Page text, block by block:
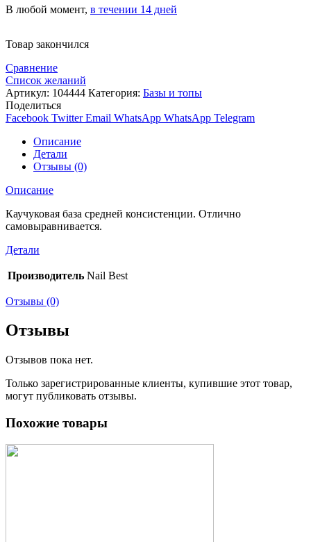
В любой момент, в течении 14 дней
Товар закончился
Сравнение
Список желаний
Артикул: 104444 Категория: Базы и топы
Поделиться
Facebook Twitter Email WhatsApp WhatsApp Telegram
Описание
Детали
Отзывы (0)
Описание
Каучуковая база средней консистенции. Отлично
самовыравнивается.
Детали
Производитель Nail Best
Отзывы (0)
Отзывы
Отзывов пока нет.
Только зарегистрированные клиенты, купившие этот товар,
могут публиковать отзывы.
Похожие товары